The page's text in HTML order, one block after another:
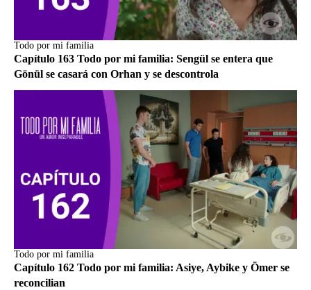
Todo por mi familia
Capítulo 163 Todo por mi familia: Sengül se entera que
Gönül se casará con Orhan y se descontrola
Todo por mi familia
Capítulo 162 Todo por mi familia: Asiye, Aybike y Ömer se
reconcilian